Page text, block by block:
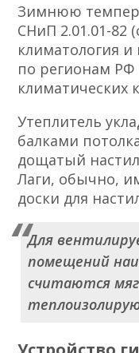
Зимнюю
СНиП 2.01.01-82
климатология
по регионам РФ
климатических
Утеплитель
балками
дощатый
Лаги, обычно,
доски для
Для
помещений
считаются